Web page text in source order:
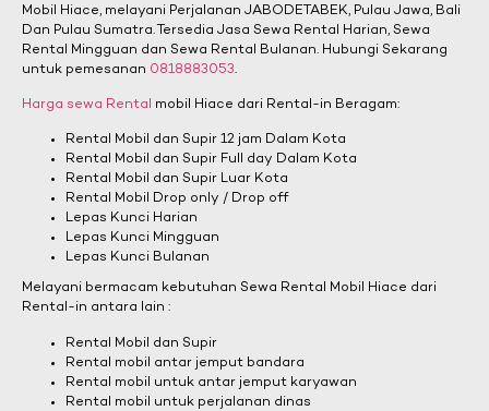
Mobil Hiace, melayani Perjalanan JABODETABEK, Pulau Jawa, Bali
Dan Pulau Sumatra. Tersedia Jasa Sewa Rental Harian, Sewa
Rental Mingguan dan Sewa Rental Bulanan. Hubungi Sekarang
untuk pemesanan 0818883053.
Harga sewa Rental mobil Hiace dari Rental-in Beragam:
Rental Mobil dan Supir 12 jam Dalam Kota
Rental Mobil dan Supir Full day Dalam Kota
Rental Mobil dan Supir Luar Kota
Rental Mobil Drop only / Drop off
Lepas Kunci Harian
Lepas Kunci Mingguan
Lepas Kunci Bulanan
Melayani bermacam kebutuhan Sewa Rental Mobil Hiace dari
Rental-in antara lain :
Rental Mobil dan Supir
Rental mobil antar jemput bandara
Rental mobil untuk antar jemput karyawan
Rental mobil untuk perjalanan dinas